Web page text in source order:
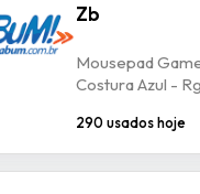
Zb
Mousepad
Costura Azul -
290 usados hoje